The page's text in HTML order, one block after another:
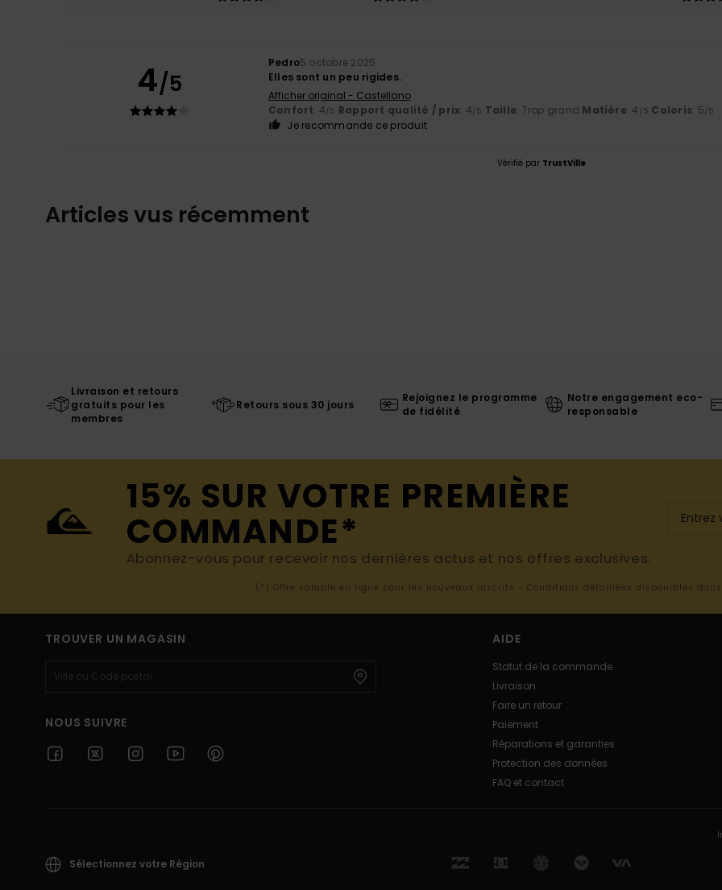
4/5
Pedro5 octobre 2025
Elles sont un peu rigides.
Afficher original - Castellano
Confort: 4 /5 Rapport qualité / prix: 4 /5 Taille: Trop grand Matière: 4 /5 Coloris: 5 /5
Je recommande ce produit
Vérifié par TrustVille
Articles vus récemment
Livraison et retours
gratuits pour les
membres
Retours sous 30 jours
Rejoignez le programme
de fidélité
Notre engagement eco-
responsable
15% SUR VOTRE PREMIÈRE
COMMANDE*
Abonnez-vous pour recevoir nos dernières actus et nos offres exclusives.
(*) Offre valable en ligne pour les nouveaux inscrits - Conditions détaillées disponibles
TROUVER UN MAGASIN
NOUS SUIVRE
AIDE
Statut de la commande
Livraison
Faire un retour
Paiement
Réparations et garanties
Protection des données
FAQ et contact
Sélectionnez votre Région